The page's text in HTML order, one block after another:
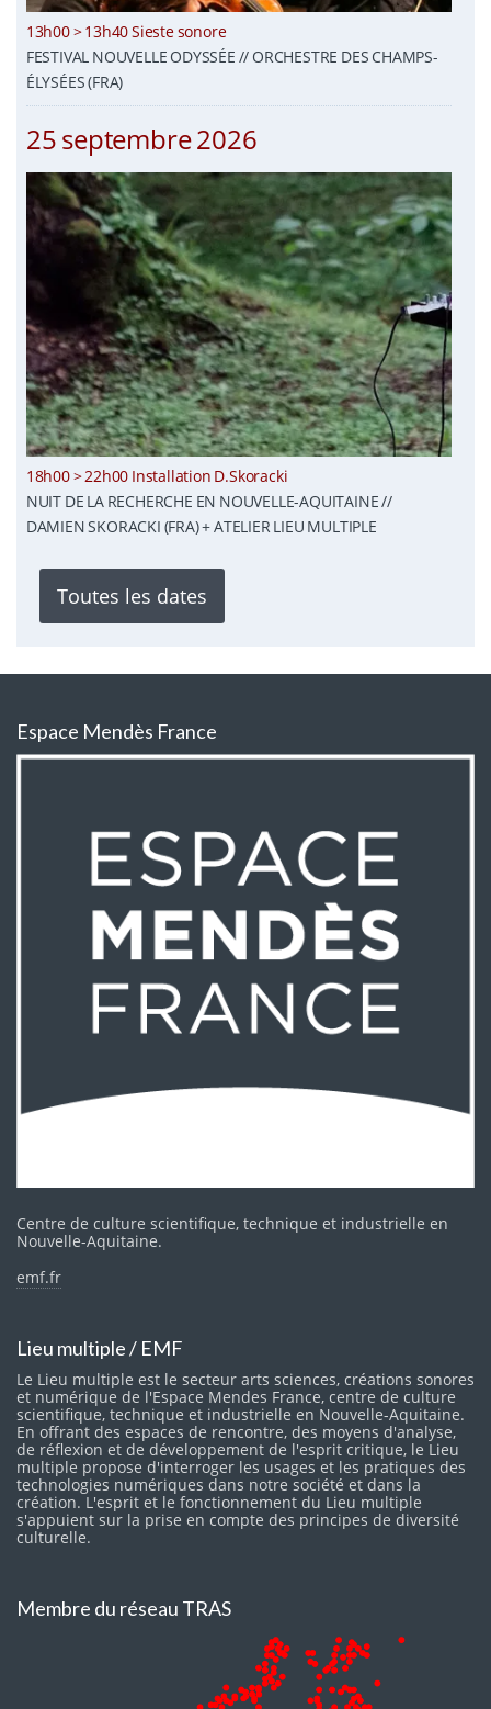
13h00 > 13h40 Sieste sonore
FESTIVAL NOUVELLE ODYSSÉE // ORCHESTRE DES CHAMPS-
ÉLYSÉES (FRA)
25 septembre 2026
18h00 > 22h00 Installation D.Skoracki
NUIT DE LA RECHERCHE EN NOUVELLE-AQUITAINE //
DAMIEN SKORACKI (FRA) + ATELIER LIEU MULTIPLE
Toutes les dates
Espace Mendès France
Centre de culture scientifique, technique et industrielle en
Nouvelle-Aquitaine.
emf.fr
Lieu multiple / EMF
Le Lieu multiple est le secteur arts sciences, créations sonores
et numérique de l'Espace Mendes France, centre de culture
scientifique, technique et industrielle en Nouvelle-Aquitaine.
En offrant des espaces de rencontre, des moyens d'analyse,
de réflexion et de développement de l'esprit critique, le Lieu
multiple propose d'interroger les usages et les pratiques des
technologies numériques dans notre société et dans la
création. L'esprit et le fonctionnement du Lieu multiple
s'appuient sur la prise en compte des principes de diversité
culturelle.
Membre du réseau TRAS